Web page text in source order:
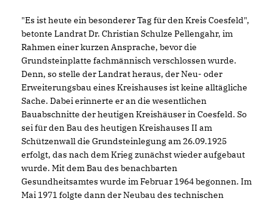
"Es ist heute ein besonderer Tag für den Kreis Coesfeld",
betonte Landrat Dr. Christian Schulze Pellengahr, im
Rahmen einer kurzen Ansprache, bevor die
Grundsteinplatte fachmännisch verschlossen wurde.
Denn, so stelle der Landrat heraus, der Neu- oder
Erweiterungsbau eines Kreishauses ist keine alltägliche
Sache. Dabei erinnerte er an die wesentlichen
Bauabschnitte der heutigen Kreishäuser in Coesfeld. So
sei für den Bau des heutigen Kreishauses II am
Schützenwall die Grundsteinlegung am 26.09.1925
erfolgt, das nach dem Krieg zunächst wieder aufgebaut
wurde. Mit dem Bau des benachbarten
Gesundheitsamtes wurde im Februar 1964 begonnen. Im
Mai 1971 folgte dann der Neubau des technischen